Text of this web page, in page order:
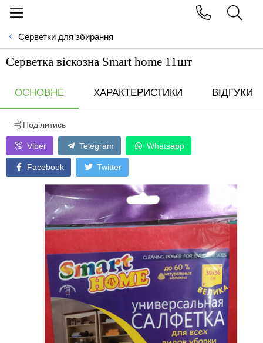
Серветки для збирання
Серветка віскозна Smart home 11шт
ОСНОВНЕ ХАРАКТЕРИСТИКИ ВІДГУКИ
Поділитись
Viber Telegram Whatsapp
Facebook Twitter